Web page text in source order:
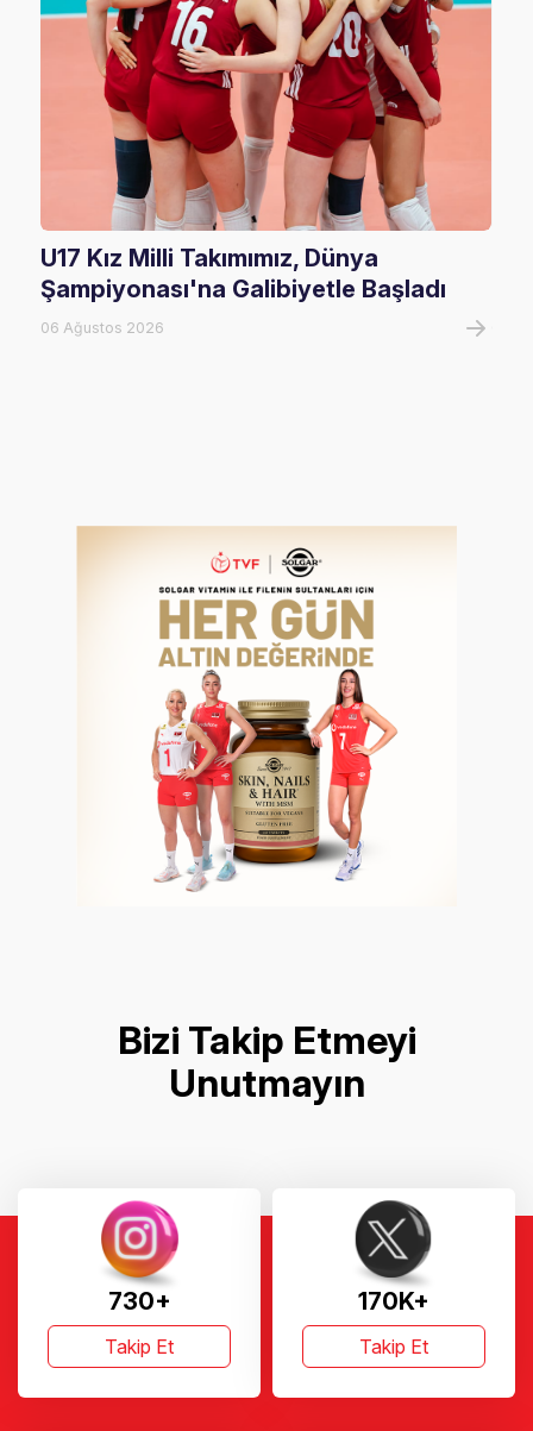
U17 Kız Milli Takımımız, Dünya
Şampiyonası'na Galibiyetle Başladı
06 Ağustos 2026
Bizi Takip Etmeyi
Unutmayın
730+
Takip Et
170K+
Takip Et